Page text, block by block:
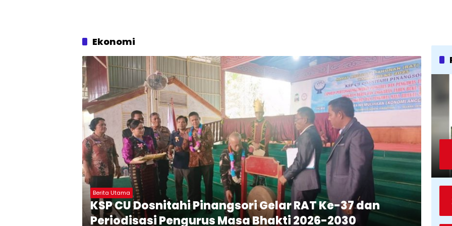
Ekonomi
Berita Utama
KSP CU Dosnitahi Pinangsori Gelar RAT Ke-37 dan
Periodisasi Pengurus Masa Bhakti 2026-2030